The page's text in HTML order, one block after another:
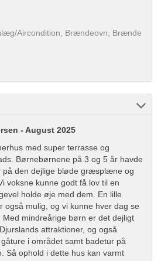
Aircondition, Brændeovn, Brænde
- August 2025
med super terrasse og
Børnebørnene på 3 og 5 år havde
på den dejlige bløde græsplæne og
voksne kunne godt få lov til en
holde øje med dem. En lille
også mulig, og vi kunne hver dag se
mindreårige børn er det dejligt
attraktioner, og også
i området samt badetur på
Så ophold i dette hus kan varmt